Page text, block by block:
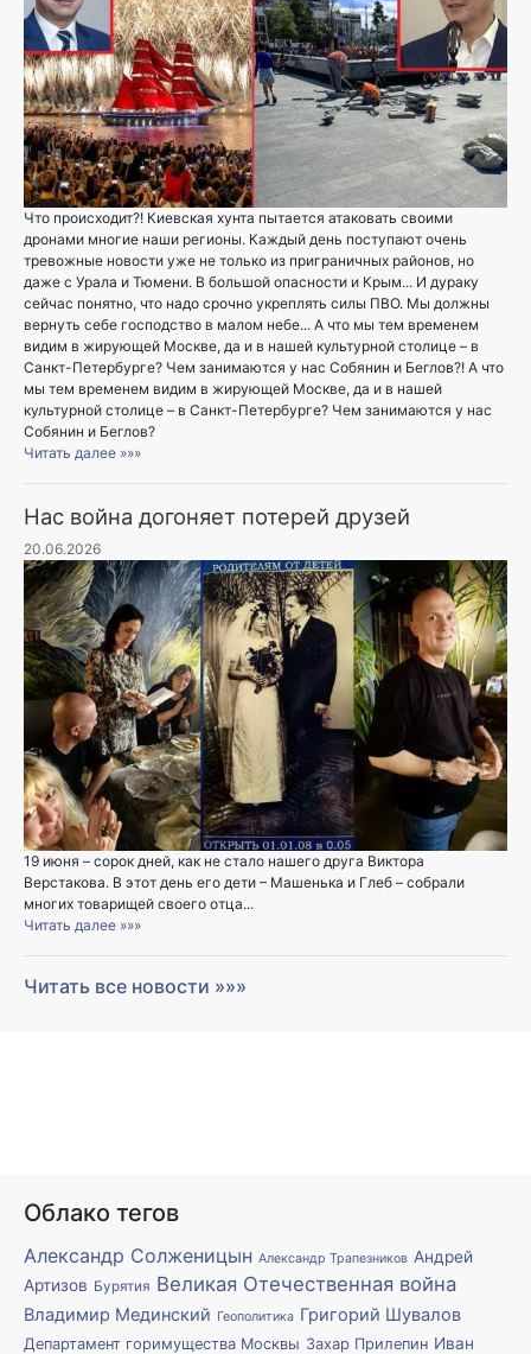
Что происходит?! Киевская хунта пытается атаковать своими
дронами многие наши регионы. Каждый день поступают очень
тревожные новости уже не только из приграничных районов, но
даже с Урала и Тюмени. В большой опасности и Крым... И дураку
сейчас понятно, что надо срочно укреплять силы ПВО. Мы должны
вернуть себе господство в малом небе... А что мы тем временем
видим в жирующей Москве, да и в нашей культурной столице – в
Санкт-Петербурге? Чем занимаются у нас Собянин и Беглов?! А что
мы тем временем видим в жирующей Москве, да и в нашей
культурной столице – в Санкт-Петербурге? Чем занимаются у нас
Собянин и Беглов?
Читать далее »»»
Нас война догоняет потерей друзей
20.06.2026
19 июня – сорок дней, как не стало нашего друга Виктора
Верстакова. В этот день его дети – Машенька и Глеб – собрали
многих товарищей своего отца...
Читать далее »»»
Читать все новости »»»
Облако тегов
Александр Солженицын Александр Трапезников Андрей
Артизов Бурятия Великая Отечественная война
Владимир Мединский Геополитика Григорий Шувалов
Департамент горимущества Москвы Захар Прилепин Иван